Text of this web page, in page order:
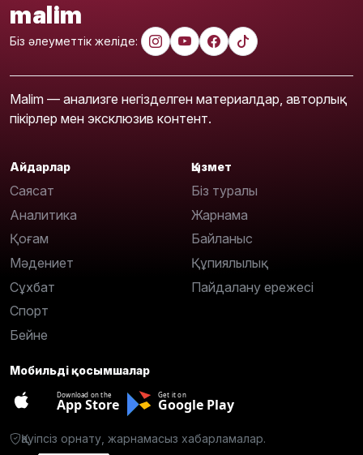
malim
Біз әлеуметтік желіде:
Malim — анализге негізделген материалдар, авторлық
пікірлер мен эксклюзив контент.
Айдарлар
Саясат
Аналитика
Қоғам
Мәдениет
Сұхбат
Спорт
Бейне
Қызмет
Біз туралы
Жарнама
Байланыс
Құпиялылық
Пайдалану ережесі
Мобильді қосымшалар
Download on the
App Store
Get it on
Google Play
Қауіпсіз орнату, жарнамасыз хабарламалар.